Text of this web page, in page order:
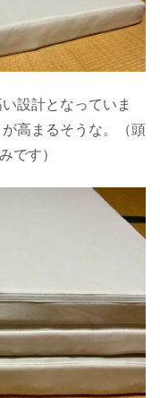
設計となっていま
高まるそうな。（頭
です）